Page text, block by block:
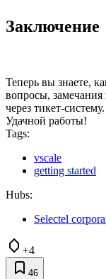
Заключение
Теперь вы знаете,
вопросы,
через тикет-систему.
Удачной работы!
Tags:
vscale
getting started
Hubs:
Selectel
+4
46